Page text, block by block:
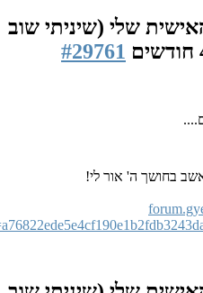
(שיניתי שוב
לי!